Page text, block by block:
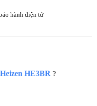
hành điện tử
HE3BR ?